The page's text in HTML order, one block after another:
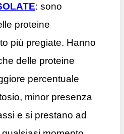
: sono
proteine
più pregiate. Hanno
delle proteine
percentuale
minor presenza
e si prestano ad